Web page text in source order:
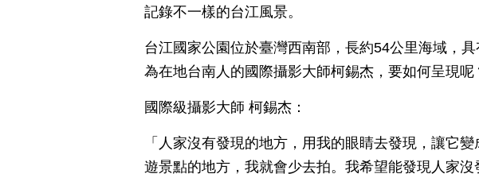
記錄不一樣的台江風景。
台江國家公園位於臺灣西南部，長約54公里海域，
為在地台南人的國際攝影大師柯錫杰，要如何呈現呢
國際級攝影大師 柯錫杰：
「人家沒有發現的地方，用我的眼睛去發現，讓它
遊景點的地方，我就會少去拍。我希望能發現人家沒